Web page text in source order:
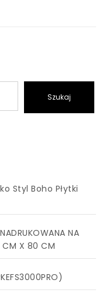
Szukaj
Styl Boho Płytki
NA
CM X 80 CM